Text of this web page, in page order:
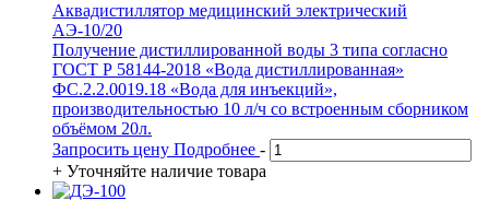
Аквадистиллятор медицинский электрический
АЭ-10/20
Получение дистиллированной воды 3 типа согласно
ГОСТ Р 58144-2018 «Вода дистиллированная»
ФС.2.2.0019.18 «Вода для инъекций»,
производительностью 10 л/ч со встроенным сборником
объёмом 20л.
Запросить цену Подробнее -
+ Уточняйте наличие товара